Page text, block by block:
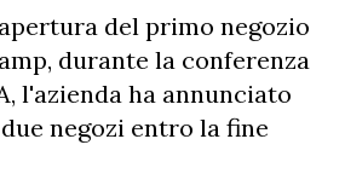
del primo negozio
durante la conferenza
l'azienda ha annunciato
negozi entro la fine